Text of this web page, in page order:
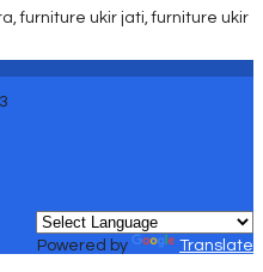
furniture ukir jati, furniture ukir
Powered by
Translate